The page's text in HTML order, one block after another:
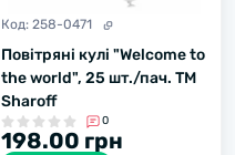
Код: 258-0471
Повітряні кулі "Welcome to
the world", 25 шт./пач. ТМ
Sharoff
0
198.00 грн